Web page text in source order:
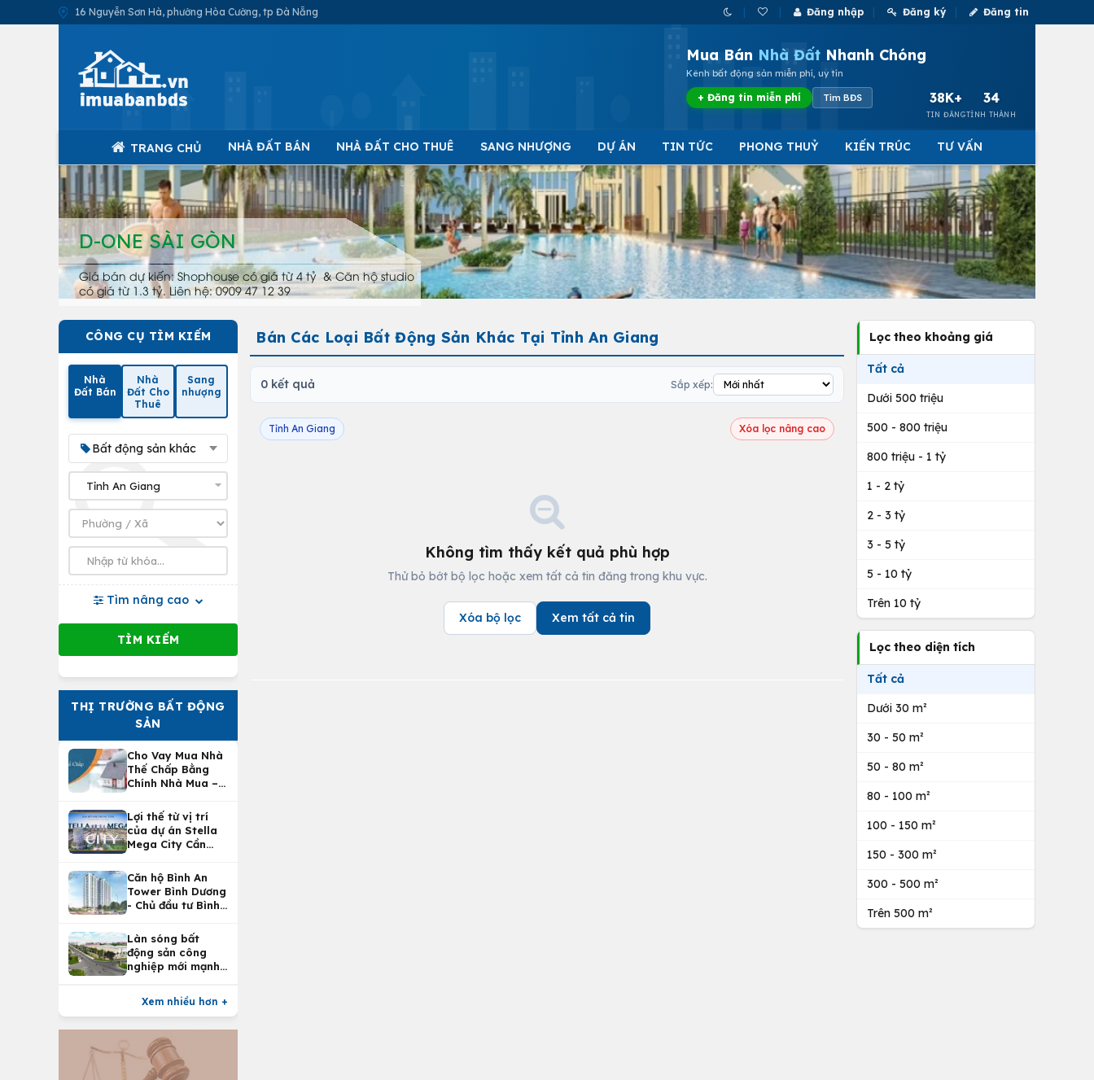
16 Nguyễn Sơn Hà, phường Hòa Cường, tp Đà Nẵng Đăng nhập Đăng ký Đăng tin
Mua Bán Nhà Đất Nhanh Chóng
Kênh bất động sản miễn phí, uy tín
+ Đăng tin miễn phí Tìm BĐS 38K+
TIN ĐĂNG
34
TỈNH THÀNH
TRANG CHỦ NHÀ ĐẤT BÁN NHÀ ĐẤT CHO THUÊ SANG NHƯỢNG DỰ ÁN TIN TỨC PHONG THUỶ KIẾN TRÚC TƯ VẤN
D-ONE SÀI GÒN
Giá bán dự kiến: Shophouse có giá từ 4 tỷ & Căn hộ studio
có giá từ 1.3 tỷ. Liên hệ: 0909 47 12 39
CÔNG CỤ TÌM KIẾM
Nhà
Đất Bán
Nhà
Đất Cho
Thuê
Sang
nhượng
Bất động sản khác
Tìm nâng cao
THỊ TRƯỜNG BẤT ĐỘNG
SẢN
Cho Vay Mua Nhà
Thế Chấp Bằng
Chính Nhà Mua –
Nhà Tại
Vietcombank
Lợi thế từ vị trí
của dự án Stella
Mega City Cần
Căn hộ Bình An
Tower Bình Dương
- Chủ đầu tư Bình
Làn sóng bất
động sản công
nghiệp mới mạnh
Xem nhiều hơn +
Bán Các Loại Bất Động Sản Khác Tại Tỉnh An Giang
0 kết quả Sắp xếp:
Tỉnh An Giang Xóa lọc nâng cao
Không tìm thấy kết quả phù hợp
Thử bỏ bớt bộ lọc hoặc xem tất cả tin đăng trong khu vực.
Xóa bộ lọc Xem tất cả tin
Lọc theo khoảng giá
Tất cả
Dưới 500 triệu
500 - 800 triệu
800 triệu - 1 tỷ
1 - 2 tỷ
2 - 3 tỷ
3 - 5 tỷ
5 - 10 tỷ
Trên 10 tỷ
Lọc theo diện tích
Tất cả
Dưới 30 m²
30 - 50 m²
50 - 80 m²
80 - 100 m²
100 - 150 m²
150 - 300 m²
300 - 500 m²
Trên 500 m²